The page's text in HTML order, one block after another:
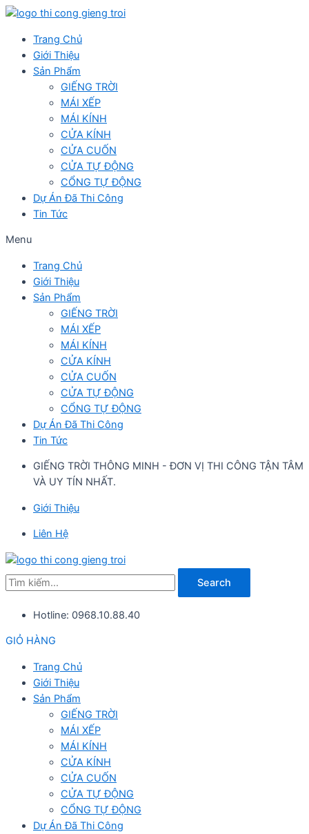
Skip
contentTrang Chủ
Giới Thiệu
Sản Phẩm
GIẾNG TRỜI
MÁI XẾP
MÁI KÍNH
CỬA KÍNH
CỬA CUỐN
CỬA TỰ ĐỘNG
CỔNG TỰ ĐỘNG
Dự Án Đã Thi Công
Tin Tức
Menu
Trang Chủ
Giới Thiệu
Sản Phẩm
GIẾNG TRỜI
MÁI XẾP
MÁI KÍNH
CỬA KÍNH
CỬA CUỐN
CỬA TỰ ĐỘNG
CỔNG TỰ ĐỘNG
Dự Án Đã Thi Công
Tin Tức
GIẾNG TRỜI THÔNG MINH - ĐƠN VỊ THI CÔNG TẬN TÂM
VÀ UY TÍN NHẤT.
Giới Thiệu
Liên Hệ
Search
Hotline: 0968.10.88.40
GIỎ HÀNG
Trang Chủ
Giới Thiệu
Sản Phẩm
GIẾNG TRỜI
MÁI XẾP
MÁI KÍNH
CỬA KÍNH
CỬA CUỐN
CỬA TỰ ĐỘNG
CỔNG TỰ ĐỘNG
Dự Án Đã Thi Công